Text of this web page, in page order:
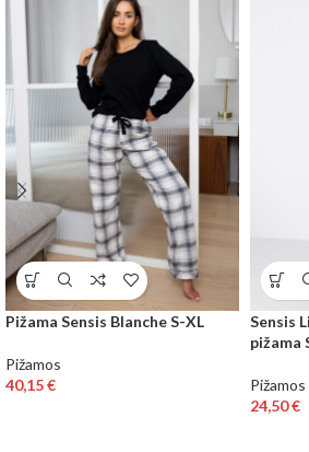
Pižama Sensis Blanche S-XL
Pižamos
40,15€
Sensis
pižama
Pižamos
24,50€